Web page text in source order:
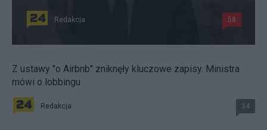
Redakcja 58
Z ustawy "o Airbnb" zniknęły kluczowe zapisy. Ministra
mówi o lobbingu
Redakcja 34